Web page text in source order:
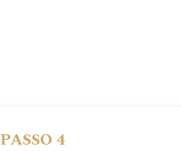
PASSO 4